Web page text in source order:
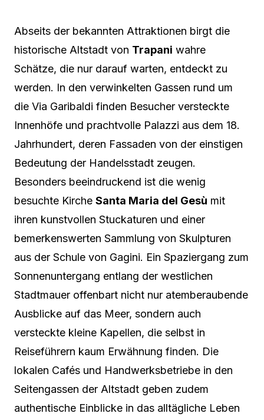
Abseits der bekannten Attraktionen birgt die
historische Altstadt von Trapani wahre
Schätze, die nur darauf warten, entdeckt zu
werden. In den verwinkelten Gassen rund um
die Via Garibaldi finden Besucher versteckte
Innenhöfe und prachtvolle Palazzi aus dem 18.
Jahrhundert, deren Fassaden von der einstigen
Bedeutung der Handelsstadt zeugen.
Besonders beeindruckend ist die wenig
besuchte Kirche Santa Maria del Gesù mit
ihren kunstvollen Stuckaturen und einer
bemerkenswerten Sammlung von Skulpturen
aus der Schule von Gagini. Ein Spaziergang zum
Sonnenuntergang entlang der westlichen
Stadtmauer offenbart nicht nur atemberaubende
Ausblicke auf das Meer, sondern auch
versteckte kleine Kapellen, die selbst in
Reiseführern kaum Erwähnung finden. Die
lokalen Cafés und Handwerksbetriebe in den
Seitengassen der Altstadt geben zudem
authentische Einblicke in das alltägliche Leben